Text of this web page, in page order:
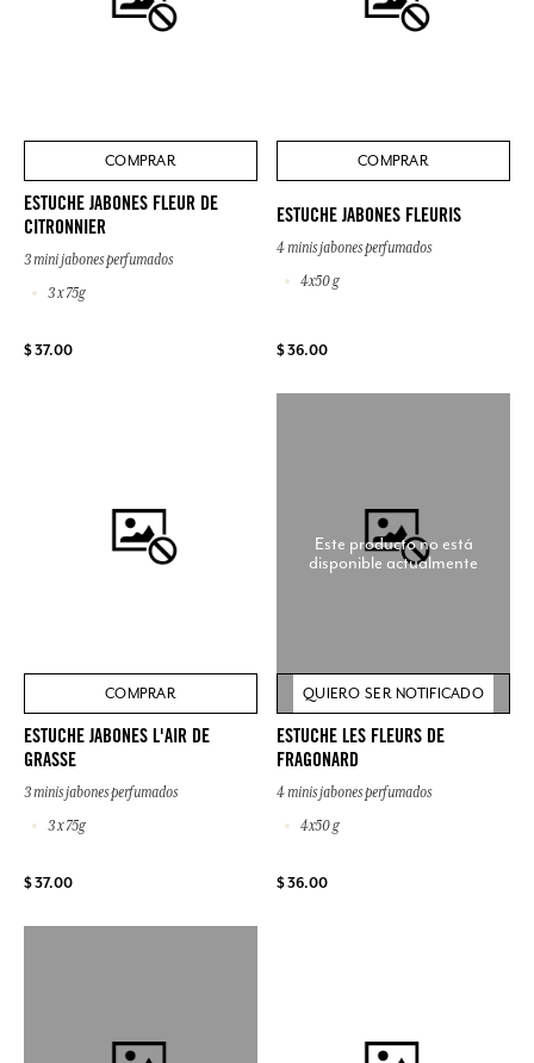
COMPRAR
ESTUCHE JABONES FLEUR DE
CITRONNIER
3 mini jabones perfumados
3 x 75g
$ 37.00
COMPRAR
ESTUCHE JABONES FLEURIS
4 minis jabones perfumados
4x50 g
$ 36.00
COMPRAR
ESTUCHE JABONES L'AIR DE
GRASSE
3 minis jabones perfumados
3 x 75g
$ 37.00
Este producto no está
disponible actualmente
QUIERO SER NOTIFICADO
ESTUCHE LES FLEURS DE
FRAGONARD
4 minis jabones perfumados
4x50 g
$ 36.00